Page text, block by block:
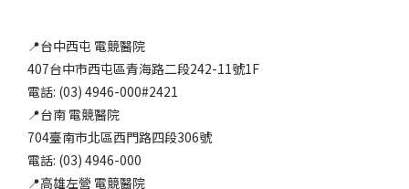
📍台中西屯 電競醫院
407台中市西屯區青海路二段242-11號1F
電話: (03) 4946-000#2421
📍台南 電競醫院
704臺南市北區西門路四段306號
電話: (03) 4946-000
📍高雄左營 電競醫院